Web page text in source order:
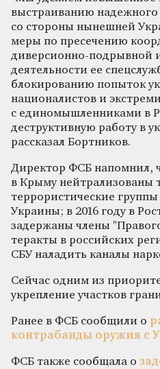
выстраиванию надежного
со стороны нынешней
меры по пресечению
диверсионно-подрывной
деятельности ее
блокированию попыток
националистов и
с единомышленниками в
деструктивную работу в
рассказал Бортников.
Директор ФСБ напомнил,
в Крыму нейтрализованы
террористические
Украины; в 2016 году в
задержаны члены
теракты в российских
СБУ наладить каналы
Сейчас одним из
укрепление участков
Ранее в ФСБ сообщили о
контрабанды оружия с
ФСБ также сообщала о